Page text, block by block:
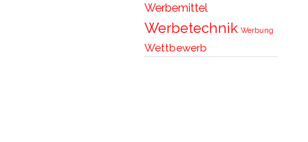
Werbemittel
Werbetechnik Werbung
Wettbewerb